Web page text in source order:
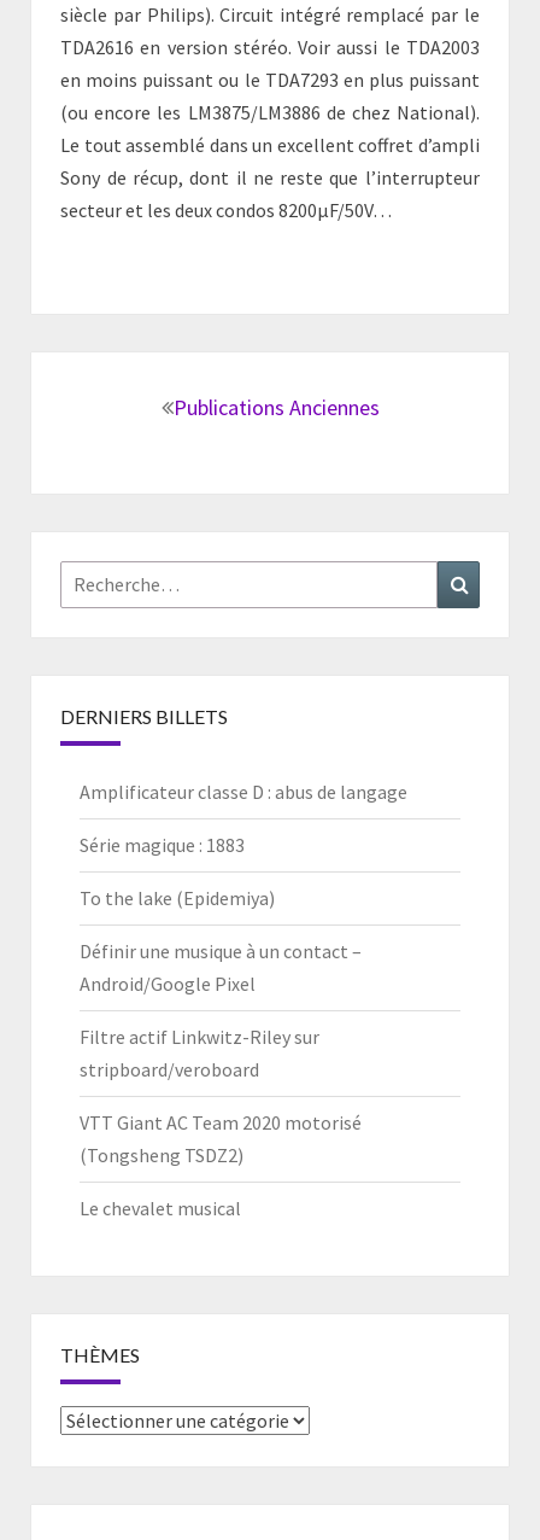
siècle par Philips). Circuit intégré remplacé par le
TDA2616 en version stéréo. Voir aussi le TDA2003
en moins puissant ou le TDA7293 en plus puissant
(ou encore les LM3875/LM3886 de chez National).
Le tout assemblé dans un excellent coffret d’ampli
Sony de récup, dont il ne reste que l’interrupteur
secteur et les deux condos 8200µF/50V…
Publications Anciennes
Rechercher :
DERNIERS BILLETS
Amplificateur classe D : abus de langage
Série magique : 1883
To the lake (Epidemiya)
Définir une musique à un contact –
Android/Google Pixel
Filtre actif Linkwitz-Riley sur
stripboard/veroboard
VTT Giant AC Team 2020 motorisé
(Tongsheng TSDZ2)
Le chevalet musical
THÈMES
Thèmes